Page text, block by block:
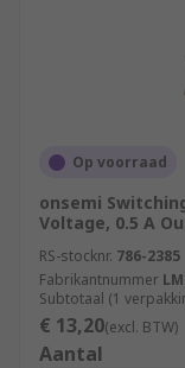
Op voorraad
onsemi
Voltage, 0.5 A
RS-stocknr. 786-2385
Fabrikantnummer
Subtotaal (1
€ 13,20(excl. BTW)
Aantal